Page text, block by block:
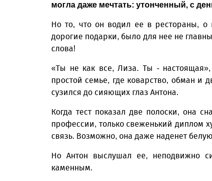
могла даже мечтать: утонченный, с
Но то, что он водил ее в рестораны, о
дорогие подарки, было для нее не
слова!
«Ты не как все, Лиза. Ты -
простой семье, где коварство, обман и
сузился до сияющих глаз Антона.
Когда тест показал две полоски, она
профессии, только свеженький дип­лом
связь. Возможно, она даже наденет
Но Антон выслушал ее, неподвижно
каменным.